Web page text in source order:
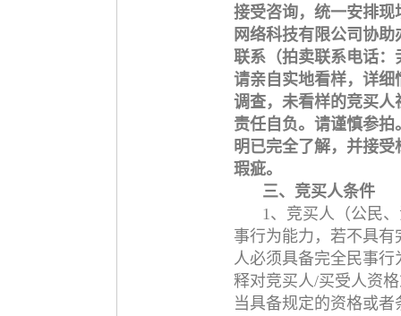
接受咨询，统一安排
网络科技有限公司协
联系（拍卖联系电话：
请亲自实地看样，详
调查，未看样的竞买
责任自负。请谨慎参
明已完全了解，并接
瑕疵。
三、竞买人条件
1、竞买人（公民
事行为能力，若不具
人必须具备完全民事
释对竞买人/买受人资
当具备规定的资格或